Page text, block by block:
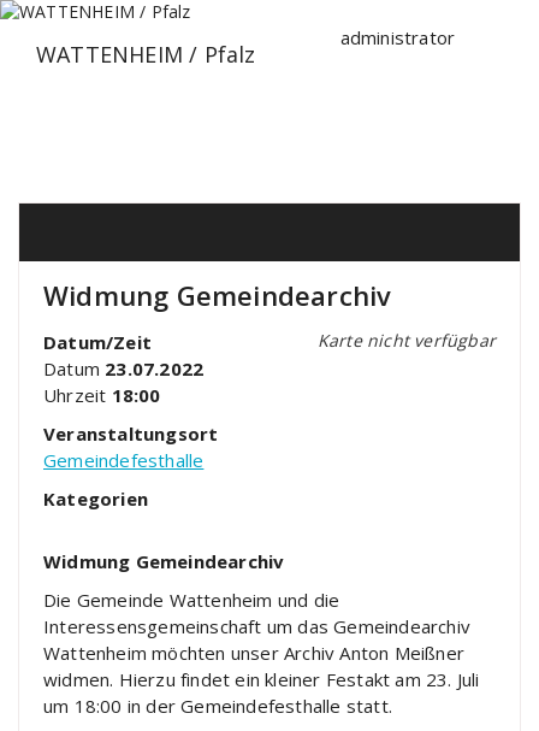
Zum
springenWATTENHEIM / Pfalz
administrator
Widmung Gemeindearchiv
Karte nicht verfügbar
Datum/Zeit
Datum 23.07.2022
Uhrzeit 18:00
Veranstaltungsort
Gemeindefesthalle
Kategorien
Widmung Gemeindearchiv
Die Gemeinde Wattenheim und die
Interessensgemeinschaft um das Gemeindearchiv
Wattenheim möchten unser Archiv Anton Meißner
widmen. Hierzu findet ein kleiner Festakt am 23. Juli
um 18:00 in der Gemeindefesthalle statt.